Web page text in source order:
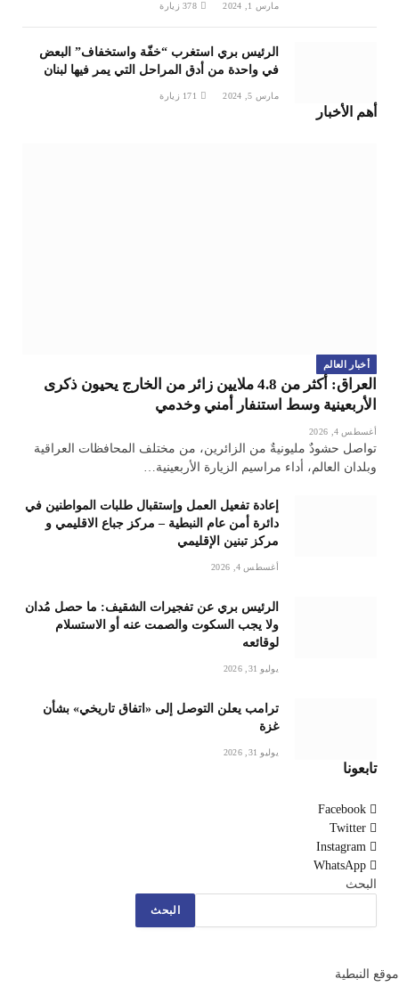
مارس 1, 2024 378 زيارة
الرئيس بري استغرب “خفّة واستخفاف” البعض
في واحدة من أدق المراحل التي يمر فيها لبنان
مارس 5, 2024 171 زيارة
أهم الأخبار
أخبار العالم
العراق: أكثر من 4.8 ملايين زائر من الخارج يحيون ذكرى
الأربعينية وسط استنفار أمني وخدمي
أغسطس 4, 2026
تواصل حشودٌ مليونيةٌ من الزائرين، من مختلف المحافظات العراقية
وبلدان العالم، أداء مراسيم الزيارة الأربعينية…
إعادة تفعيل العمل وإستقبال طلبات المواطنين في
دائرة أمن عام النبطية – مركز جباع الاقليمي و
مركز تبنين الإقليمي
أغسطس 4, 2026
الرئيس بري عن تفجيرات الشقيف: ما حصل مُدان
ولا يجب السكوت والصمت عنه أو الاستسلام
لوقائعه
يوليو 31, 2026
ترامب يعلن التوصل إلى «اتفاق تاريخي» بشأن
غزة
يوليو 31, 2026
تابعونا
Facebook
Twitter
Instagram
WhatsApp
البحث
البحث
موقع النبطية